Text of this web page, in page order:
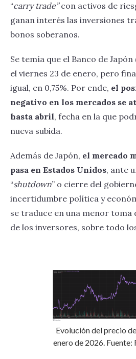
“carry trade”con activos de
ganan interés las inversiones
bonos soberanos.
Se temía que el Banco de Japón
el viernes 23 de enero, pero
igual, en 0,75%. Por ende, el
negativo en los mercados se
hasta abril, fecha en la que
nueva subida.
Además de Japón, el mercado
pasa en Estados Unidos, ante
“shutdown” o cierre del
incertidumbre política y
se traduce en una menor
de los inversores, sobre todo
Evolución del precio
enero de 2026. Fuente: